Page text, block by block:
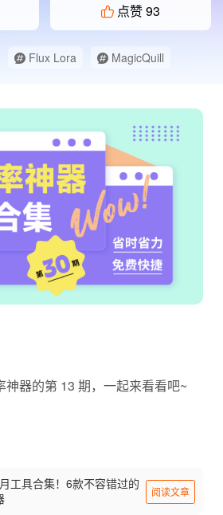
点赞93
Flux Lora MagicQuill
神器的第 13 期，一起来看看吧~
工具合集！6款不容错过的
阅读文章